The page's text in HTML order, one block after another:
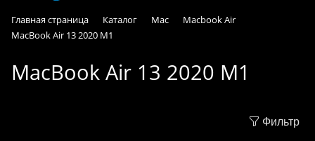
Главная страница Каталог Mac
Macbook Air
MacBook Air 13 2020 M1
MacBook Air 13 2020 M1
Фильтр